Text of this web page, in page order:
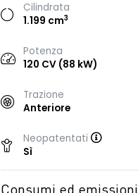
Cilindrata
1.199 cm3
Potenza
120 CV (88 kW)
Trazione
Anteriore
Neopatentati
Sì